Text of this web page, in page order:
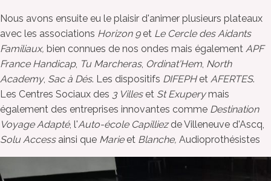
Nous avons ensuite eu le plaisir d'animer plusieurs plateaux
avec les associations Horizon 9et Le Cercle des Aidants
Familiaux, bien connues de nos ondes mais également APF
France Handicap, Tu Marcheras, Ordinat'Hem, North
Academy, Sac à Dés. Les dispositifs DIFEPHet AFERTES.
Les Centres Sociaux des 3 Villeset St Exuperymais
également des entreprises innovantes comme Destination
Voyage Adapté, l'Auto-école Capilliezde Villeneuve d'Ascq,
Solu Accessainsi que Marieet Blanche, Audioprothésistes